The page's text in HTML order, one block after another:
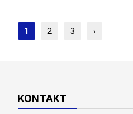
1 2 3 ›
KONTAKT